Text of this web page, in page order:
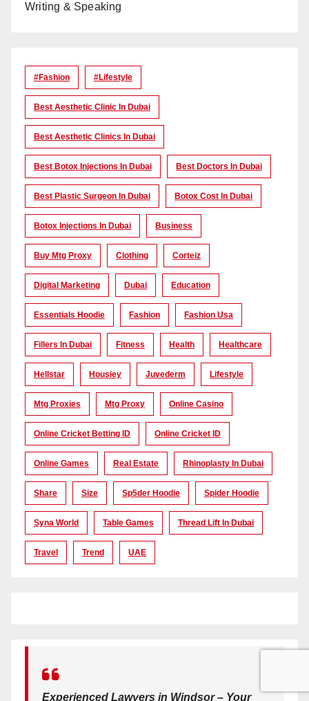
Writing & Speaking
#Fashion #lifestyle
Best Aesthetic Clinic In Dubai
Best Aesthetic Clinics In Dubai
Best Botox Injections In Dubai Best Doctors In Dubai
Best Plastic Surgeon In Dubai Botox Cost In Dubai
Botox Injections In Dubai Business
Buy Mtg Proxy Clothing Corteiz
Digital Marketing Dubai Education
Essentials Hoodie Fashion Fashion Usa
Fillers In Dubai Fitness Health Healthcare
Hellstar Housiey Juvederm Lifestyle
Mtg Proxies Mtg Proxy Online Casino
Online Cricket Betting ID Online Cricket ID
Online Games Real Estate Rhinoplasty In Dubai
Share Size Sp5der Hoodie Spider Hoodie
Syna World Table Games Thread Lift In Dubai
Travel Trend UAE
Experienced Lawyers in Windsor – Your